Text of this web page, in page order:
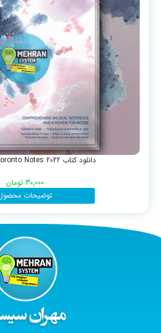
دانلود کتاب Toronto Notes 2022 (فایل اصلی)
30,000 تومان
توضیحات